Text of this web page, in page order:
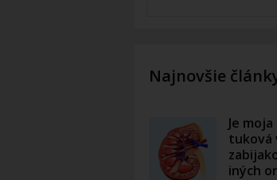
Najnovšie
Je
tuková
iných